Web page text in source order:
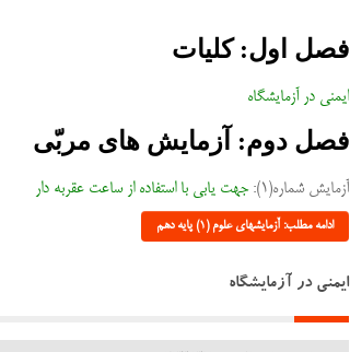
فصل اول: کلیات
ایمنی در آزمایشگاه
فصل دوم: آزمایش های مربّی
آزمایش شماره(1): جهت یابی با استفاده از ساعت عقربه دار
ادامه مطلب: آزمایشهای علوم (1) پایه دهم
ایمنی در آزمایشگاه